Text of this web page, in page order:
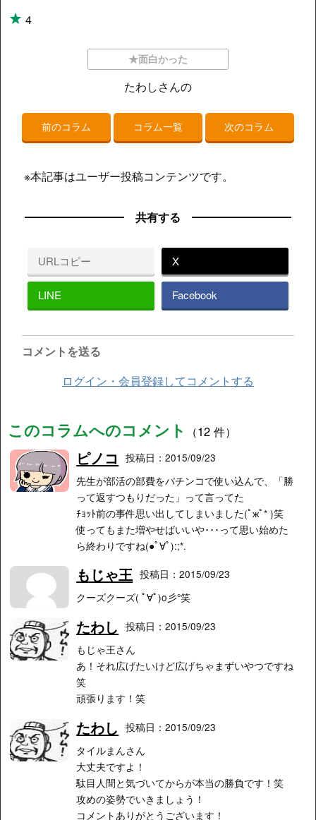
4
★面白かった
たわしさんの
前のコラム コラム一覧 次のコラム
※本記事はユーザー投稿コンテンツです。
共有する
URLコピー X
LINE Facebook
コメントを送る
ログイン・会員登録してコメントする
このコラムへのコメント （12 件）
ピノコ
投稿日：2015/09/23
先生が部活の部費をパチンコで使い込んで、「勝
って返すつもりだった」って言ってた
ﾁｮｯﾄ前の事件思い出してしまいました(ﾟжﾟ* )笑
使ってもまた増やせばいいや･･･って思い始めた
ら終わりですね(●ﾟ∀ﾟ):;*.
もじゃ王 投稿日：2015/09/23
クーズクーズ( ﾟ∀ﾟ)o彡°笑
たわし
投稿日：2015/09/23
もじゃ王さん
あ！それ広げたいけど広げちゃまずいやつですね
笑
頑張ります！笑
たわし
投稿日：2015/09/23
タイルまんさん
大丈夫ですよ！
駄目人間と気づいてからが本当の勝負です！笑
攻めの姿勢でいきましょう！
コメントありがとうございます！